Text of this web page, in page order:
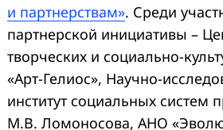
и партнерствам». Среди
партнерской инициативы –
творческих и социально-
«Арт-Гелиос», Научно-
институт социальных систем
М.В. Ломоносова, АНО